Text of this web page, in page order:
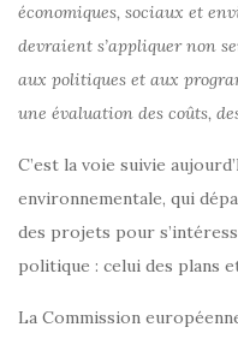
économiques, sociaux et
devraient s’appliquer non
aux politiques et aux
une évaluation des coûts,
C’est la voie suivie
environnementale, qui
des projets pour
politique : celui des plans
La Commission